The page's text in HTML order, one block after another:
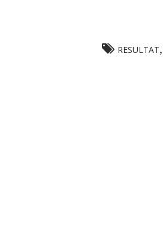
RESULTAT,